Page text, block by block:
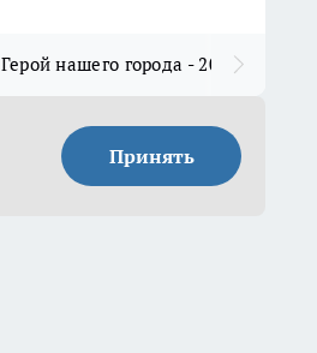
Герой нашего города - 2025
Принять